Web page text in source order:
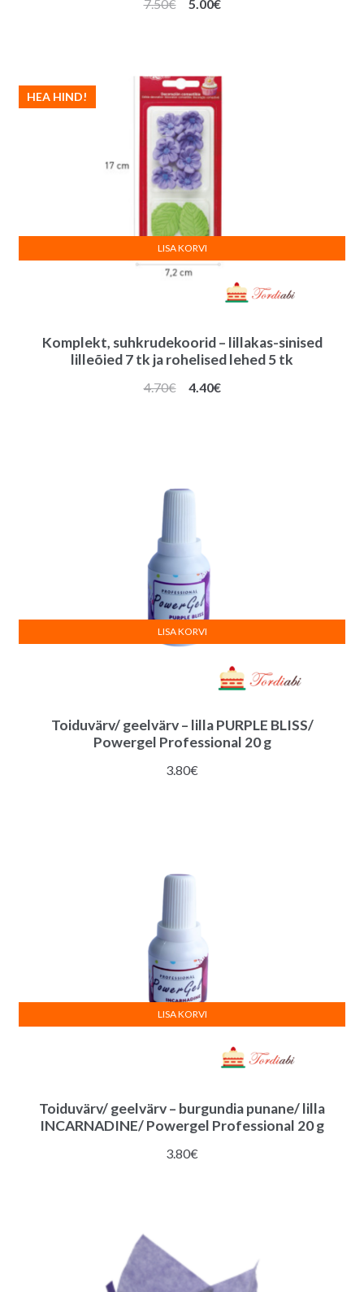
7.50€ 5.00€
Komplekt, suhkrudekoorid – lillakas-sinised
lilleõied 7 tk ja rohelised lehed 5 tk
HEA HIND!
4.70€
Algne
4.40€Praegune
LISA KORVI
Toiduvärv/ geelvärv – lilla PURPLE BLISS/
Powergel Professional 20 g
3.80€
LISA KORVI
Toiduvärv/ geelvärv – burgundia punane/ lilla
INCARNADINE/ Powergel Professional 20 g
3.80€
LISA KORVI